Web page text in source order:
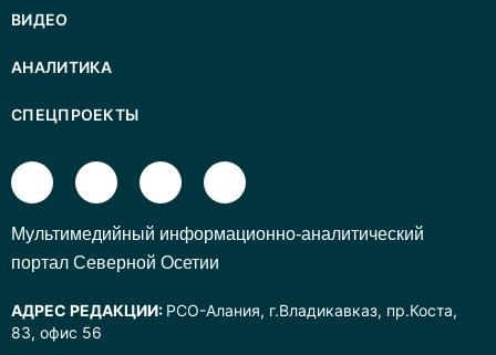
ВИДЕО
АНАЛИТИКА
СПЕЦПРОЕКТЫ
Mультимедийный информационно-аналитический
портал Северной Осетии
АДРЕС РЕДАКЦИИ: РСО-Алания, г.Владикавказ, пр.Коста,
83, офис 56